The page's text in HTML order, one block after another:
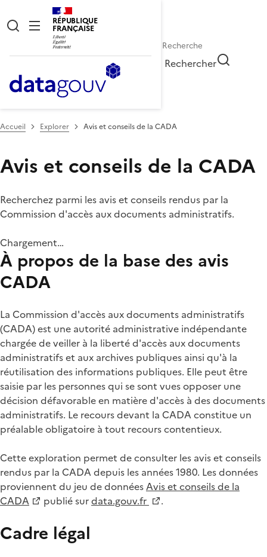
RÉPUBLIQUE
FRANÇAISE
Rechercher
Accueil Explorer Avis et conseils de la CADA
Avis et conseils de la CADA
Recherchez parmi les avis et conseils rendus par la
Commission d'accès aux documents administratifs.
Chargement…
À propos de la base des avis
CADA
La Commission d'accès aux documents administratifs
(CADA) est une autorité administrative indépendante
chargée de veiller à la liberté d'accès aux documents
administratifs et aux archives publiques ainsi qu'à la
réutilisation des informations publiques. Elle peut être
saisie par les personnes qui se sont vues opposer une
décision défavorable en matière d'accès à des documents
administratifs. Le recours devant la CADA constitue un
préalable obligatoire à tout recours contentieux.
Cette exploration permet de consulter les avis et conseils
rendus par la CADA depuis les années 1980. Les données
proviennent du jeu de donnéesAvis et conseils de la
CADA
publié surdata.gouv.fr .
Cadre légal